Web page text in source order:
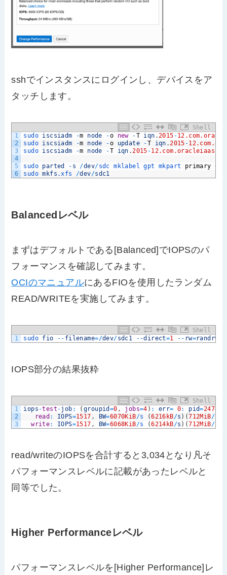
sshでインスタンスにログインし、デバイスをア
タッチします。
Shell
1
2
3
4
5
6
sudo iscsiadm -m node -o new -T iqn . 2015 -
sudo iscsiadm -m node -o update -T iqn . 2015 -
sudo iscsiadm -m node -T iqn . 2015 -12.com.oracleiaas
sudo parted - s /dev/sdc mklabel gpt mkpart primary 0
sudo mkfs .xfs /dev/sdc1
Balancedレベル
まずはデフォルトである[Balanced]でIOPSのパ
フォーマンスを確認してみます。
OCIのマニュアルにあるFIOを使用したランダム
READ/WRITEを実施してみます。
Shell
1
sudo fio -- filename=/dev/sdc1 --direct=1 -- rw=randrw
IOPS部分の結果抜粋
Shell
1
2
3
iops -test -job : ( groupid =0 , jobs=4 ) : err= 0: pid=24743
read : IOPS=1517 , BW=6070KiB/s (6216kB/s ) (712MiB/
write: IOPS=1517 , BW=6068KiB/s (6214kB/s ) (712MiB/
read/writeのIOPSを合計すると3,034となり凡そ
パフォーマンスレベルに記載があったレベルと
同等でした。
Higher Performanceレベル
パフォーマンスレベルを[Higher Performance]レ